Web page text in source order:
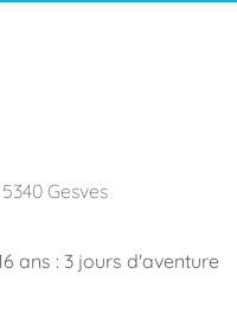
Gesves
ans : 3 jours d'aventure